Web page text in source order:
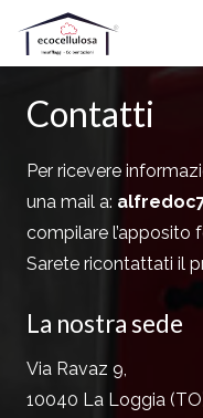
Contatti
Per ricevere
una mail a:
compilare l’apposito
Sarete ricontattati il
La nostra sede
Via Ravaz 9,
10040 La Loggia